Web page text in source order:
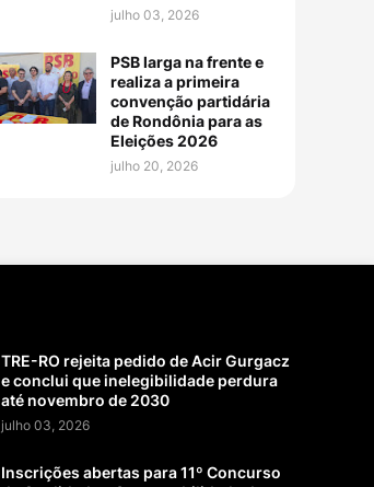
julho 03, 2026
PSB larga na frente e
realiza a primeira
convenção partidária
de Rondônia para as
Eleições 2026
julho 20, 2026
TRE-RO rejeita pedido de Acir Gurgacz
e conclui que inelegibilidade perdura
até novembro de 2030
julho 03, 2026
Inscrições abertas para 11º Concurso